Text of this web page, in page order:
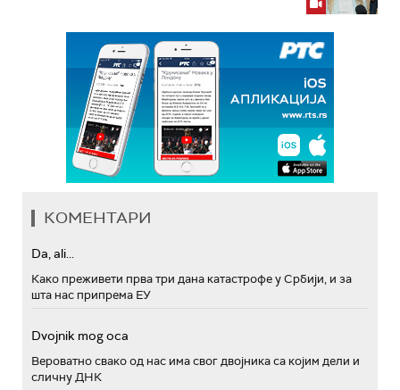
КОМЕНТАРИ
Da, ali...
Како преживети прва три дана катастрофе у Србији, и за
шта нас припрема ЕУ
Dvojnik mog oca
Вероватно свако од нас има свог двојника са којим дели и
сличну ДНК